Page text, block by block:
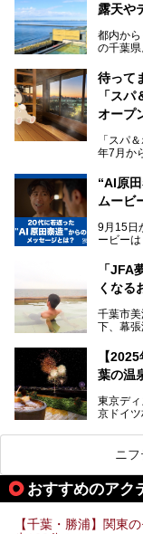
露天や
都内か
の千葉県
「サウ
常を味
い」。
そんな
の目的
さらに
や、テ
るスパ
本記事
スペー
向けの
す。
ださい。
待って
「ス
オープ
「スパ
年7月か
新設エ
ャラク
───
提供元
です。
“AI原
ムービ
9月15日
ービー
伝える
か竜泉
が無料
提供元
この記
「JFA
くなる
千葉市
下、幕張
設備も
炭酸泉
で、年
今回は
ポイン
【
葉の温
東京デ
京ドイツ
県で生
がお勧
とめま
ニ
おすすめのアク
【千葉・勝浦】関東